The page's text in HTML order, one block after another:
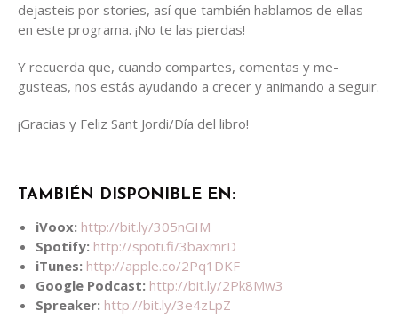
dejasteis por stories, así que también hablamos de ellas
en este programa. ¡No te las pierdas!
Y recuerda que, cuando compartes, comentas y me-
gusteas, nos estás ayudando a crecer y animando a seguir.
¡Gracias y Feliz Sant Jordi/Día del libro!
TAMBIÉN DISPONIBLE EN:
iVoox: http://bit.ly/305nGIM
Spotify: http://spoti.fi/3baxmrD
iTunes: http://apple.co/2Pq1DKF
Google Podcast: http://bit.ly/2Pk8Mw3
Spreaker: http://bit.ly/3e4zLpZ